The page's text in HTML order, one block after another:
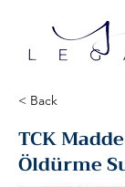
< Back
TCK
Öldürme